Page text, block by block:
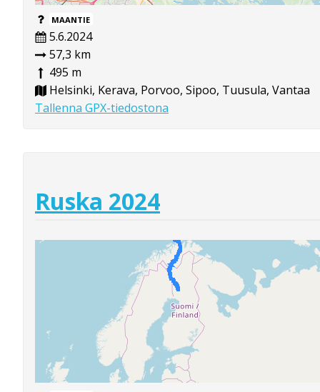
MAANTIE
5.6.2024
57,3 km
495 m
Helsinki, Kerava, Porvoo, Sipoo, Tuusula, Vantaa
Tallenna GPX-tiedostona
Ruska 2024